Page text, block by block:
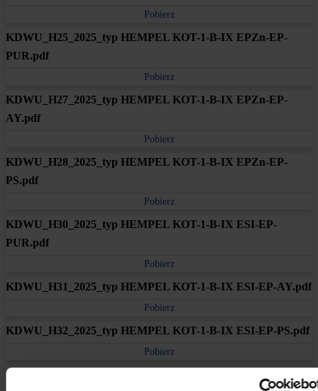
Pobierz
KDWU_H25_2025_typ HEMPEL KOT-1-B-IX EPZn-EP-
PUR.pdf
Pobierz
KDWU_H27_2025_typ HEMPEL KOT-1-B-IX EPZn-EP-
AY.pdf
Pobierz
KDWU_H28_2025_typ HEMPEL KOT-1-B-IX EPZn-EP-
PS.pdf
Pobierz
KDWU_H30_2025_typ HEMPEL KOT-1-B-IX ESI-EP-
PUR.pdf
Pobierz
KDWU_H31_2025_typ HEMPEL KOT-1-B-IX ESI-EP-AY.pdf
Pobierz
KDWU_H32_2025_typ HEMPEL KOT-1-B-IX ESI-EP-PS.pdf
Pobierz
KDWU_H33_2024_IBDiM_typ Z1_I.pdf.pdf